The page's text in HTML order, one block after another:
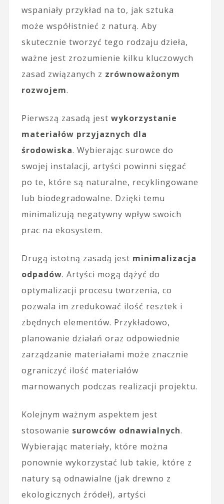
wspaniały przykład na to, jak sztuka
może współistnieć z naturą. Aby
skutecznie tworzyć tego rodzaju dzieła,
ważne jest zrozumienie kilku kluczowych
zasad związanych z zrównoważonym
rozwojem.
Pierwszą zasadą jest wykorzystanie
materiałów przyjaznych dla
środowiska. Wybierając surowce do
swojej instalacji, artyści powinni sięgać
po te, które są naturalne, recyklingowane
lub biodegradowalne. Dzięki temu
minimalizują negatywny wpływ swoich
prac na ekosystem.
Drugą istotną zasadą jest minimalizacja
odpadów. Artyści mogą dążyć do
optymalizacji procesu tworzenia, co
pozwala im zredukować ilość resztek i
zbędnych elementów. Przykładowo,
planowanie działań oraz odpowiednie
zarządzanie materiałami może znacznie
ograniczyć ilość materiałów
marnowanych podczas realizacji projektu.
Kolejnym ważnym aspektem jest
stosowanie surowców odnawialnych.
Wybierając materiały, które można
ponownie wykorzystać lub takie, które z
natury są odnawialne (jak drewno z
ekologicznych źródeł), artyści